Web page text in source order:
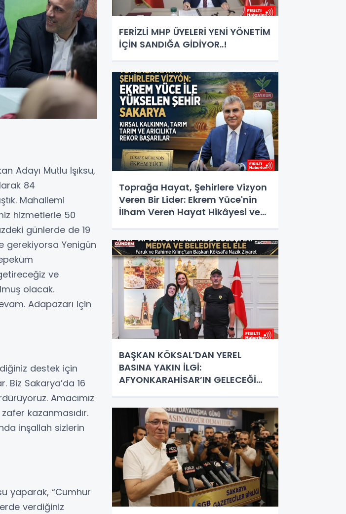
Adayı Mutlu Işıksu,
84
Mahallemi
hizmetlerle 50
günlerde de 19
gerekiyorsa Yenigün
ve
olacak.
Adapazarı için
destek için
Sakarya’da 16
Amacımız
kazanmasıdır.
inşallah sizlerin
yaparak, “Cumhur
verdiğiniz
FERİZLİ MHP ÜYELERİ YENİ YÖNETİM
İÇİN SANDIĞA GİDİYOR..!
Toprağa Hayat, Şehirlere Vizyon
Veren Bir Lider: Ekrem Yüce'nin
İlham Veren Hayat Hikâyesi ve
BAŞKAN KÖKSAL’DAN YEREL
BASINA YAKIN İLGİ:
AFYONKARAHİSAR’IN GELECEĞİ